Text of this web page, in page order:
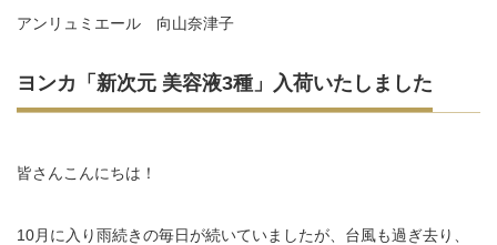
アンリュミエール 向山奈津子
ヨンカ「新次元 美容液3種」入荷いたしました
皆さんこんにちは！
10月に入り雨続きの毎日が続いていましたが、台風も過ぎ去り、